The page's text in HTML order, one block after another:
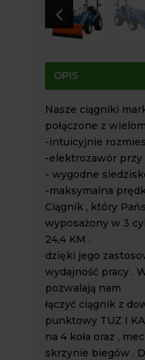
4
OPIS
Nasze ciągniki
połączone z
-intuicyjnie
-elektrozawór przy
- wygodne
-maksymalna
Ciągnik , który
wyposażony w 3
24,4 KM .
dzięki jego
wydajność pracy .
pozwalają nam
łączyć ciągnik z
punktowy TUZ I
na 4 koła oraz ,
skrzynie biegów .